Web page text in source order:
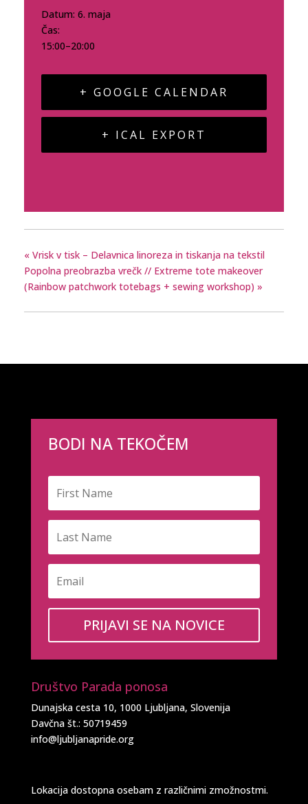
Datum: 6. maja
Čas:
15:00–20:00
+ GOOGLE CALENDAR
+ ICAL EXPORT
« Vrisk v tisk – Delavnica linoreza in tiskanja na tekstil
Popolna preobrazba vrečk // Extreme tote makeover
(Rainbow patchwork totebags + sewing workshop) »
BODI NA TEKOČEM
PRIJAVI SE NA NOVICE
Društvo Parada ponosa
Dunajska cesta 10, 1000 Ljubljana, Slovenija
Davčna št.: 50719459
info@ljubljanapride.org
Lokacija dostopna osebam z različnimi zmožnostmi.